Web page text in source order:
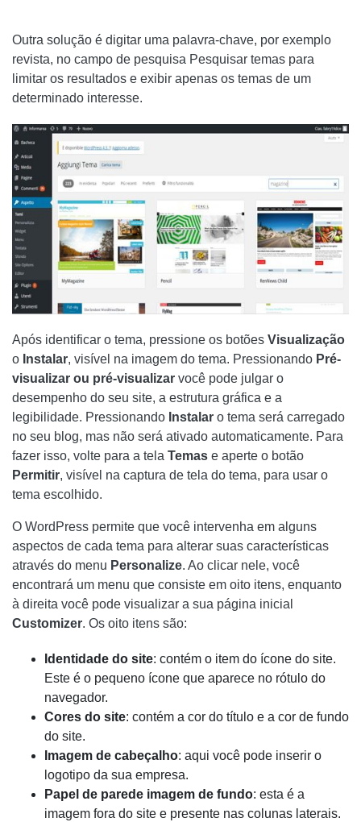
Outra solução é digitar uma palavra-chave, por exemplo
revista, no campo de pesquisa Pesquisar temas para
limitar os resultados e exibir apenas os temas de um
determinado interesse.
Após identificar o tema, pressione os botões Visualização
o Instalar, visível na imagem do tema. Pressionando Pré-
visualizar ou pré-visualizar você pode julgar o
desempenho do seu site, a estrutura gráfica e a
legibilidade. Pressionando Instalar o tema será carregado
no seu blog, mas não será ativado automaticamente. Para
fazer isso, volte para a tela Temas e aperte o botão
Permitir, visível na captura de tela do tema, para usar o
tema escolhido.
O WordPress permite que você intervenha em alguns
aspectos de cada tema para alterar suas características
através do menu Personalize. Ao clicar nele, você
encontrará um menu que consiste em oito itens, enquanto
à direita você pode visualizar a sua página inicial
Customizer. Os oito itens são:
Identidade do site: contém o item do ícone do site.
Este é o pequeno ícone que aparece no rótulo do
navegador.
Cores do site: contém a cor do título e a cor de fundo
do site.
Imagem de cabeçalho: aqui você pode inserir o
logotipo da sua empresa.
Papel de parede imagem de fundo: esta é a
imagem fora do site e presente nas colunas laterais.